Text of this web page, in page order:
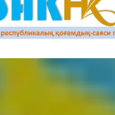
ҚОҒАМДЫҚ-